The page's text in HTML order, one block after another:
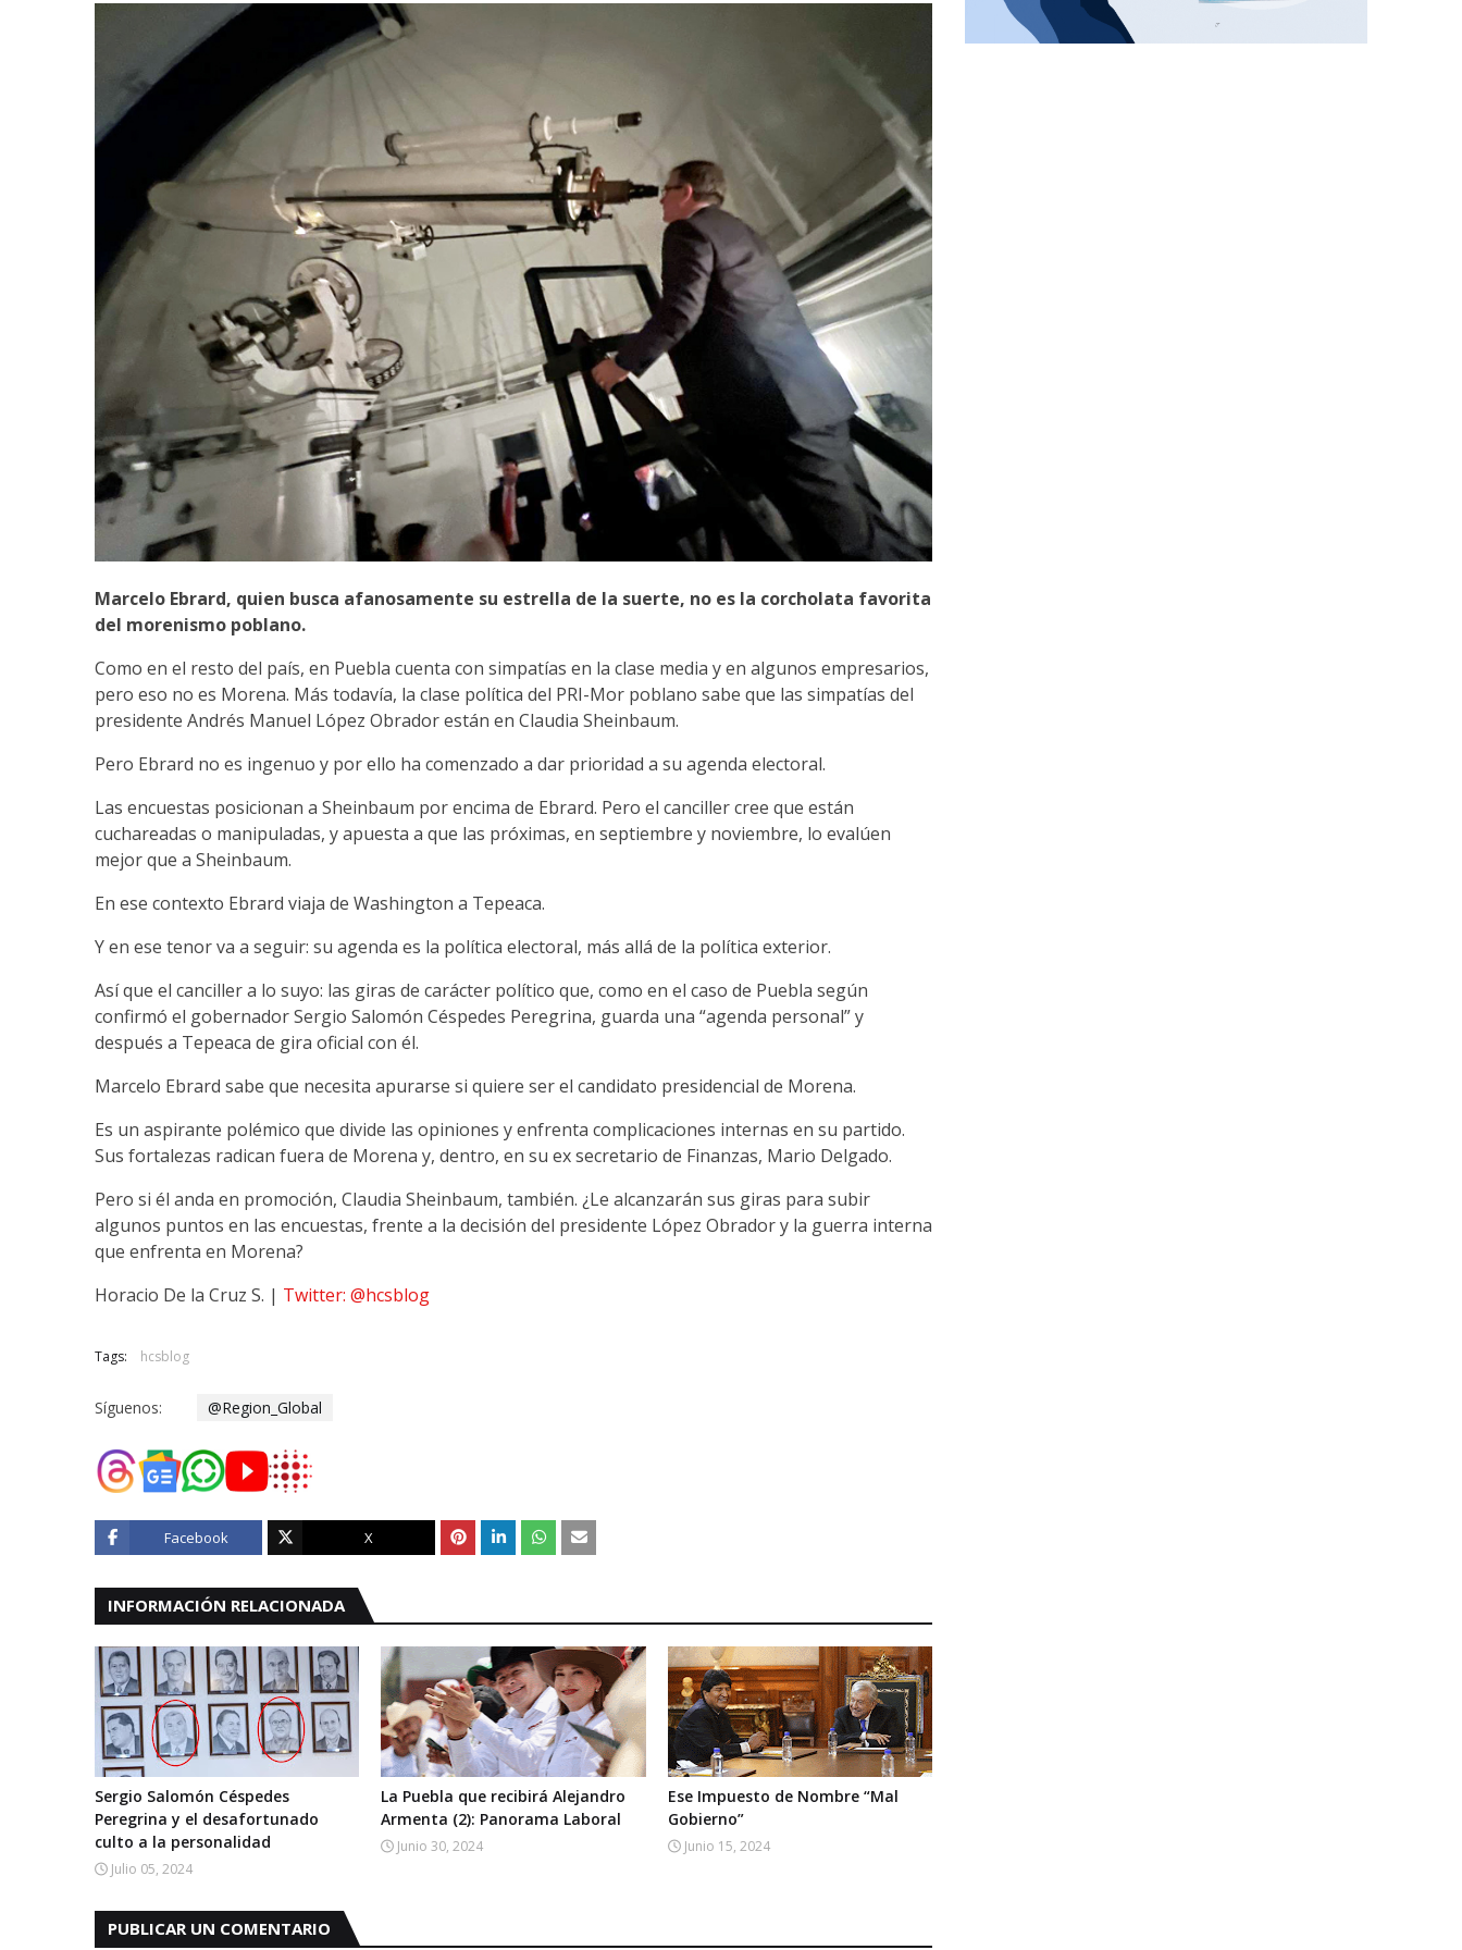
Marcelo Ebrard, quien busca afanosamente su estrella de la suerte, no es la corcholata favorita
del morenismo poblano.
Como en el resto del país, en Puebla cuenta con simpatías en la clase media y en algunos empresarios,
pero eso no es Morena. Más todavía, la clase política del PRI-Mor poblano sabe que las simpatías del
presidente Andrés Manuel López Obrador están en Claudia Sheinbaum.
Pero Ebrard no es ingenuo y por ello ha comenzado a dar prioridad a su agenda electoral.
Las encuestas posicionan a Sheinbaum por encima de Ebrard. Pero el canciller cree que están
cuchareadas o manipuladas, y apuesta a que las próximas, en septiembre y noviembre, lo evalúen
mejor que a Sheinbaum.
En ese contexto Ebrard viaja de Washington a Tepeaca.
Y en ese tenor va a seguir: su agenda es la política electoral, más allá de la política exterior.
Así que el canciller a lo suyo: las giras de carácter político que, como en el caso de Puebla según
confirmó el gobernador Sergio Salomón Céspedes Peregrina, guarda una “agenda personal” y
después a Tepeaca de gira oficial con él.
Marcelo Ebrard sabe que necesita apurarse si quiere ser el candidato presidencial de Morena.
Es un aspirante polémico que divide las opiniones y enfrenta complicaciones internas en su partido.
Sus fortalezas radican fuera de Morena y, dentro, en su ex secretario de Finanzas, Mario Delgado.
Pero si él anda en promoción, Claudia Sheinbaum, también. ¿Le alcanzarán sus giras para subir
algunos puntos en las encuestas, frente a la decisión del presidente López Obrador y la guerra interna
que enfrenta en Morena?
Horacio De la Cruz S. | Twitter: @hcsblog
Tags: hcsblog
Síguenos: @Region_Global
Facebook X
INFORMACIÓN RELACIONADA
Sergio Salomón Céspedes
Peregrina y el desafortunado
culto a la personalidad
Julio 05, 2024
La Puebla que recibirá Alejandro
Armenta (2): Panorama Laboral
Junio 30, 2024
Ese Impuesto de Nombre “Mal
Gobierno”
Junio 15, 2024
PUBLICAR UN COMENTARIO